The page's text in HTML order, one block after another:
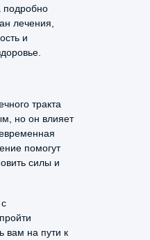
подробно
лечения,
и
тракта
но он влияет
помогут
силы и
вам на пути к
5.0
по